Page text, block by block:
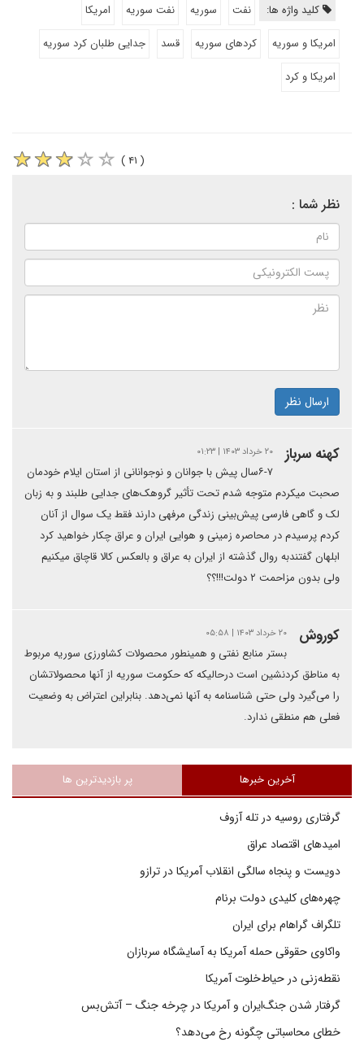
کلید واژه ها: نفت سوریه نفت سوریه
امریکا
امریکا و سوریه
کردهای سوریه قسد
جدایی طلبان کرد سوریه
امریکا و کرد
( ۴۱ )
نظر شما :
ارسال نظر
کهنه سرباز ۲۰ خرداد ۱۴۰۳ | ۰۱:۲۳
۶-۷سال پیش با جوانان و نوجوانانی از استان ایلام خودمان
صحبت میکردم متوجه شدم تحت تأثیر گروهک‌های جدایی طلبند و به زبان
لک و گاهی فارسی پیش‌بینی زندگی مرفهی دارند فقط یک سوال از آنان
کردم پرسیدم در محاصره زمینی و هوایی ایران و عراق چکار خواهید کرد
ابلهان گفتندبه روال گذشته از ایران به عراق و بالعکس کالا قاچاق میکنیم
ولی بدون مزاحمت ۲ دولت!!!؟؟
کوروش ۲۰ خرداد ۱۴۰۳ | ۰۵:۵۸
بستر منابع نفتی و همینطور محصولات کشاورزی سوریه مربوط
به مناطق کردنشین است درحالیکه که حکومت سوریه از آنها محصولاتشان
را می‌گیرد ولی حتی شناسنامه به آنها نمی‌دهد. بنابراین اعتراض به وضعیت
فعلی هم منطقی ندارد.
آخرین خبرها پر بازدیدترین ها
گرفتاری روسیه در تله آزوف
امیدهای اقتصاد عراق
دویست و پنجاه سالگی انقلاب آمریکا در ترازو
چهره‌های کلیدی دولت برنام
تلگراف گراهام برای ایران
واکاوی حقوقی حمله آمریکا به آسایشگاه سربازان
نقطه‌زنی در حیاط‌خلوت آمریکا
گرفتار شدن جنگ‌ایران و آمریکا در چرخه جنگ – آتش‌بس
خطای محاسباتی چگونه رخ می‌دهد؟